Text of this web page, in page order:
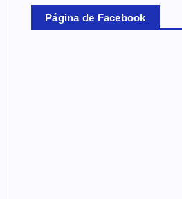
Página de Facebook